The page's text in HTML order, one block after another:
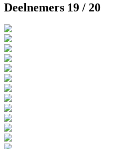
Deelnemers 19 / 20